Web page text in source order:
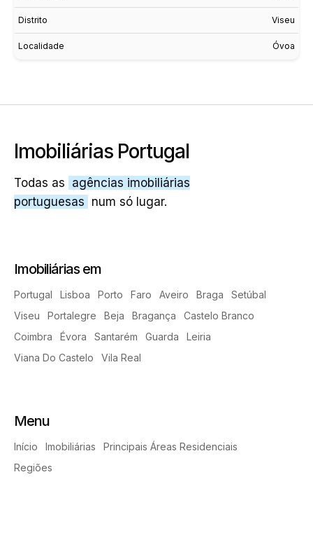
Distrito Viseu
Localidade Óvoa
Imobiliárias Portugal
Todas as agências imobiliárias
portuguesas num só lugar.
Imobiliárias em
Portugal Lisboa Porto Faro Aveiro Braga
Setúbal
Viseu
Portalegre Beja Bragança
Castelo Branco
Coimbra
Évora Santarém Guarda
Leiria
Viana Do Castelo
Vila Real
Menu
Início Imobiliárias
Principais Áreas Residenciais
Regiões